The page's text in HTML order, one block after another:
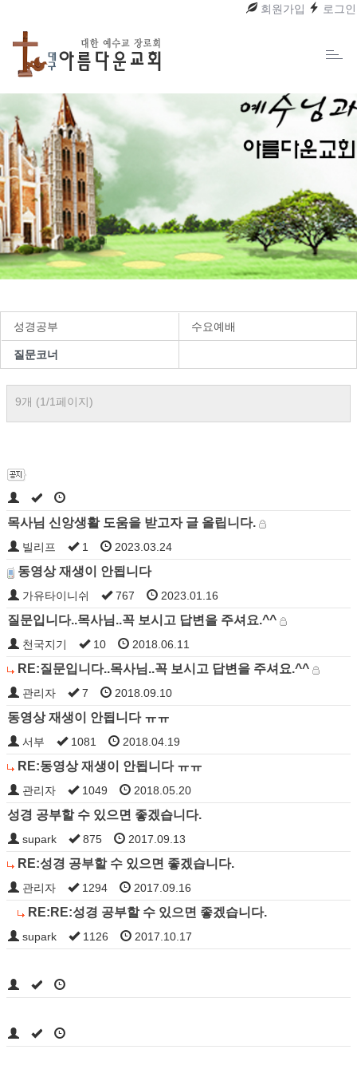
회원가입 로그인
성경공부 수요예배
질문코너
9개 (1/1페이지)
목사님 신앙생활 도움을 받고자 글 올립니다.
빌리프 1 2023.03.24
동영상 재생이 안됩니다
가유타이니쉬 767 2023.01.16
질문입니다..목사님..꼭 보시고 답변을 주셔요.^^
천국지기 10 2018.06.11
RE:질문입니다..목사님..꼭 보시고 답변을 주셔요.^^
관리자 7 2018.09.10
동영상 재생이 안됩니다 ㅠㅠ
서부 1081 2018.04.19
RE:동영상 재생이 안됩니다 ㅠㅠ
관리자 1049 2018.05.20
성경 공부할 수 있으면 좋겠습니다.
supark 875 2017.09.13
RE:성경 공부할 수 있으면 좋겠습니다.
관리자 1294 2017.09.16
RE:RE:성경 공부할 수 있으면 좋겠습니다.
supark 1126 2017.10.17